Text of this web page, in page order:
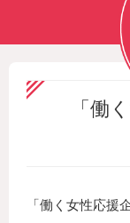
「働
「働く女性応援